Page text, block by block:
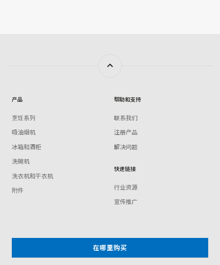
产品
烹饪系列
吸油烟机
冰箱和酒柜
洗碗机
洗衣机和干衣机
附件
帮助和支持
联系我们
注册产品
解决问题
快速链接
行业资源
宣传推广
在哪里购买